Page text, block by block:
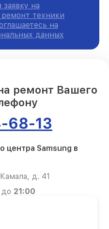
заявку на
техники
на
данных
ремонт Вашего
68-13
центра Samsung в
д. 41
до 21:00